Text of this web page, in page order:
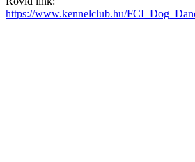
https://www.kennelclub.hu/